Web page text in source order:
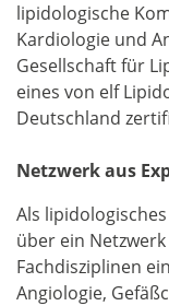
lipidologische
Kardiologie und
Gesellschaft für
eines von elf
Deutschland
Netzwerk aus
Als
über ein
Fachdisziplinen
Angiologie,